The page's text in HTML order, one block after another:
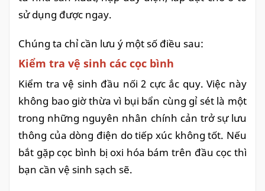
sử dụng được ngay.
Chúng ta chỉ cần lưu ý một số điều sau:
Kiểm tra vệ sinh các cọc bình
Kiểm tra vệ sinh đầu nối 2 cực ắc quy. Việc này
không bao giờ thừa vì bụi bẩn cùng gỉ sét là một
trong những nguyên nhân chính cản trở sự lưu
thông của dòng điện do tiếp xúc không tốt. Nếu
bắt gặp cọc bình bị oxi hóa bám trên đầu cọc thì
bạn cần vệ sinh sạch sẽ.